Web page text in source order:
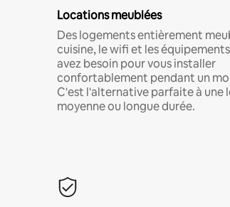
Locations meublées
Des logements entièrement
cuisine, le wifi et les
avez besoin pour vous installer
confortablement pendant un
C'est l'alternative parfaite à une
moyenne ou longue durée.